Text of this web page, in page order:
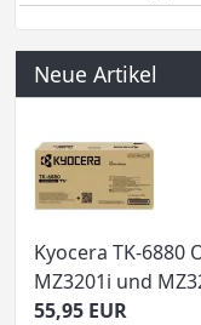
Neue Artikel
Kyocera TK-6880
MZ3201i und
55,95 EUR